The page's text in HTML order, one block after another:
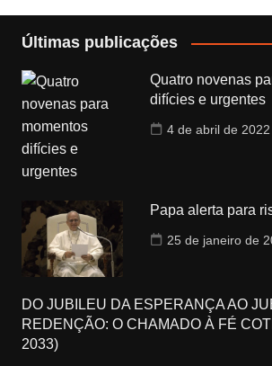
Últimas publicações
Quatro novenas
difícies e urgentes
4 de abril de 2022
Papa alerta para
25 de janeiro de
DO JUBILEU DA ESPERANÇA AO
REDENÇÃO: O CHAMADO À FÉ
2033)